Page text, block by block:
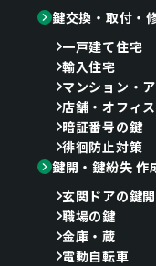
鍵交換・取付・
一戸建て住宅
輸入住宅
マンション・
店舗・オフィス
暗証番号の鍵
徘徊防止対策
鍵開・鍵紛失 作
玄関ドアの鍵
職場の鍵
金庫・蔵
電動自転車